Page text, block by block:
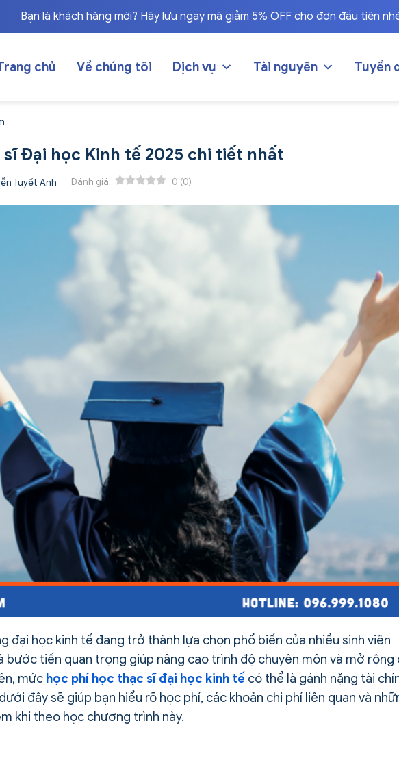
Bạn là khách hàng mới? Hãy lưu ngay mã giảm 5% OFF cho đơn đầu tiên
chủ Về chúng tôi Dịch vụ Tài nguyên Tuyển
Đại học Kinh tế 2025 chi tiết nhất
Tuyết Anh Đánh giá: 0 (0)
đại học kinh tế đang trở thành lựa chọn phổ biến của nhiều sinh viên
bước tiến quan trọng giúp nâng cao trình độ chuyên môn và mở rộng
mức học phí học thạc sĩ đại học kinh tế có thể là gánh nặng tài
đây sẽ giúp bạn hiểu rõ học phí, các khoản chi phí liên quan và
khi theo học chương trình này.